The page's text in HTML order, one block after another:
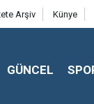
Arşiv Künye
GÜNCEL